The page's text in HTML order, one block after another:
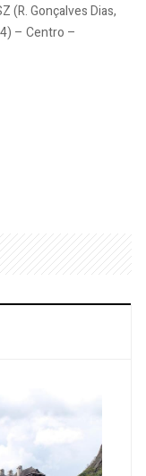
(R. Gonçalves Dias,
– Centro –